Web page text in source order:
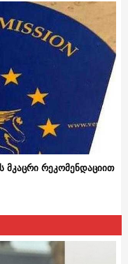
მკაცრი რეკომენდაციით